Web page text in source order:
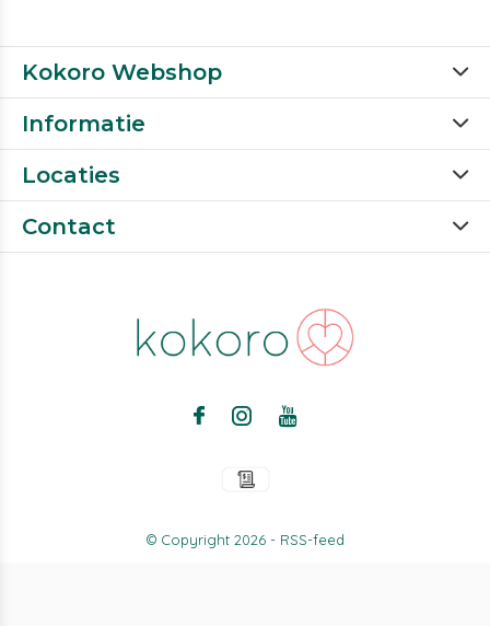
Kokoro Webshop
Informatie
Locaties
Contact
© Copyright 2026- RSS-feed